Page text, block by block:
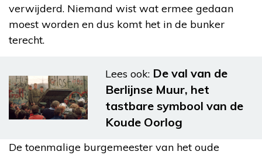
verwijderd. Niemand wist wat ermee gedaan
moest worden en dus komt het in de bunker
terecht.
Lees ook: De val van de
Berlijnse Muur, het
tastbare symbool van de
Koude Oorlog
De toenmalige burgemeester van het oude